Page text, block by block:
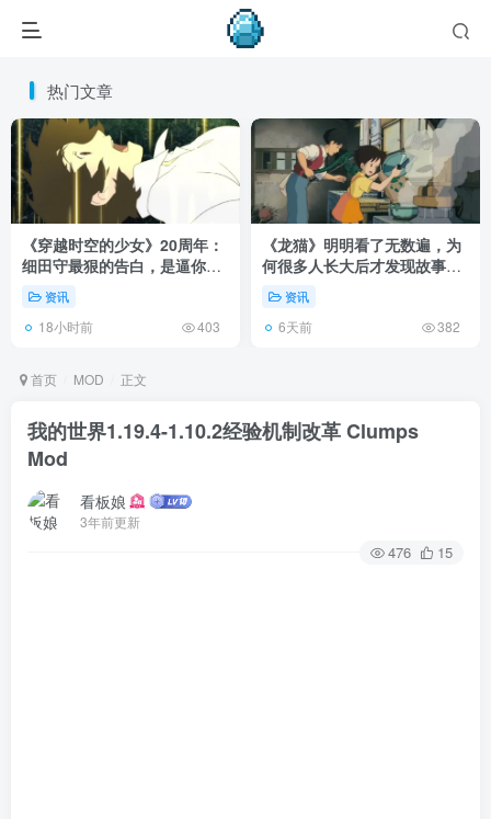
热门文章
《穿越时空的少女》20周年：
细田守最狠的告白，是逼你承
认有些夏天回不去了！
资讯
18小时前 403
《龙猫》明明看了无数遍，为
何很多人长大后才发现故事根
本不在 1988 年！
资讯
6天前 382
首页 MOD 正文
我的世界1.19.4-1.10.2经验机制改革 Clumps
Mod
看板娘
3年前更新
476 15